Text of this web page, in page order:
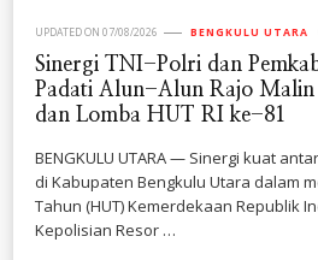
UPDATED ON 07/08/2026 BENGKULU UTARA
Sinergi TNI-Polri dan
Padati Alun-Alun Rajo Malin
dan Lomba HUT RI ke-81
BENGKULU UTARA — Sinergi kuat
di Kabupaten Bengkulu Utara dalam
Tahun (HUT) Kemerdekaan Republik
Kepolisian Resor …